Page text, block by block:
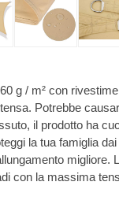
g / m² con
Potrebbe
il prodotto ha
la tua famiglia
migliore.
con la massima